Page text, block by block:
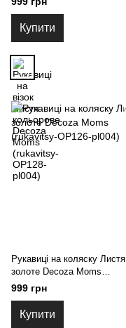
Купити
Рукавиці на коляску Листя
золоте Decoza Moms
(rukavitsy-OP126-pl004)
999 грн
Купити